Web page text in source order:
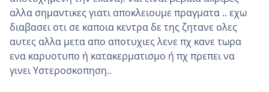
αλλα σημαντικες γιατι αποκλειουμε πραγματα .. εχω
διαβασει οτι σε καποια κεντρα δε της ζητανε ολες
αυτες αλλα μετα απο αποτυχιες λενε πχ κανε τωρα
ενα καρυοτυπο ή κατακερματισμο ή πχ πρεπει να
γινει Υστεροσκοπηση..